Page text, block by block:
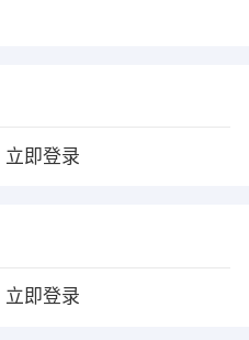
立即登录
立即登录